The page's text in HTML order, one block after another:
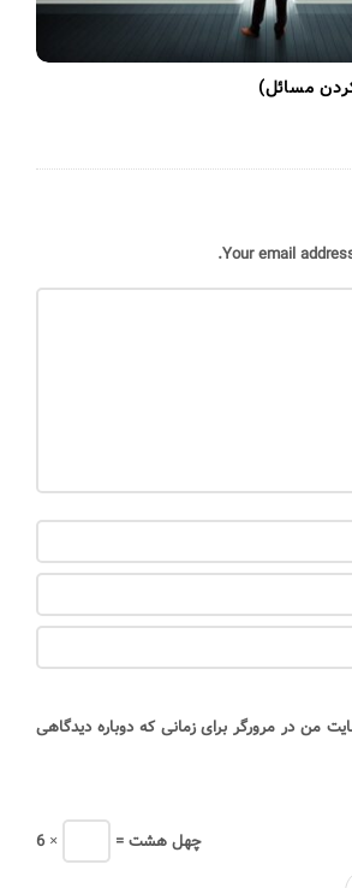
مسائل)
Your email
من در مرورگر برای زمانی که دوباره دیدگاهی
6 × = چهل هشت